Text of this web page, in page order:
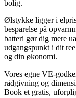
bolig.
Ølstykke ligger i
besparelse på
batteri gør dig mere
udgangspunkt i dit
og din økonomi.
Vores egne VE-
rådgivning og
Book et gratis,